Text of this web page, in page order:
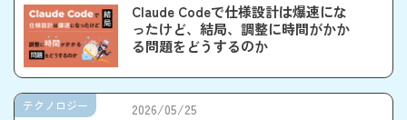
Claude Codeで仕様設計は爆速にな
ったけど、結局、調整に時間がかか
る問題をどうするのか
2026/05/25
テクノロジー